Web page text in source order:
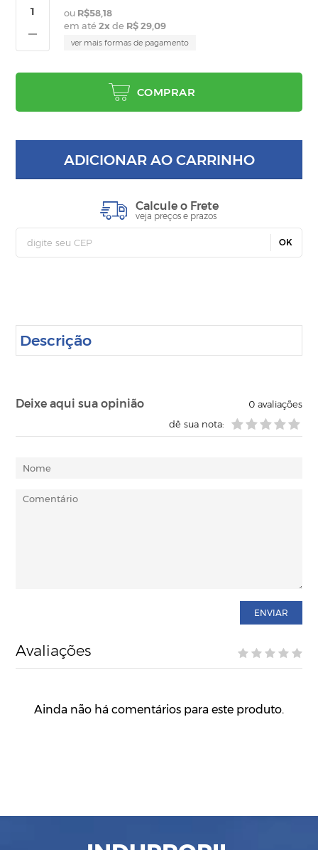
R$58,18
em até2x de R$ 29,09
ver mais formas de pagamento
COMPRAR
ADICIONAR AO CARRINHO
Calcule o Frete
veja preços e prazos
OK
Descrição
Deixe aqui sua opinião 0avaliações
dê sua nota:
ENVIAR
Avaliações
Ainda não há comentários para este produto.